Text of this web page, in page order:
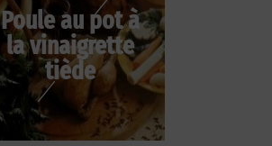
Poule au pot à
la vinaigrette
tiède